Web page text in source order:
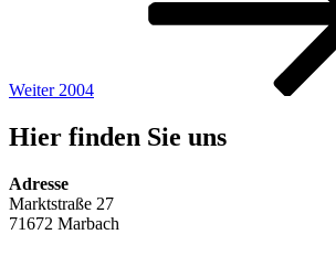
Weiter 2004
Hier finden Sie uns
Adresse
Marktstraße 27
71672 Marbach